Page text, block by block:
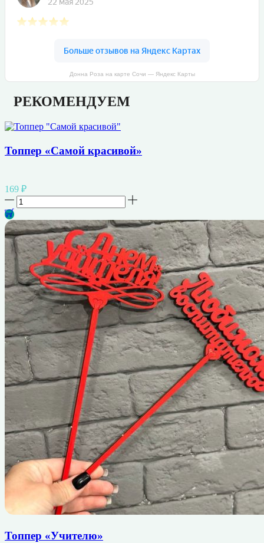
Донна Роза на карте Сочи — Яндекс Карты
РЕКОМЕНДУЕМ
Топпер «Самой красивой»
169 ₽
Количество
товара
Топпер
"Самой
красивой"
Топпер «Учителю»